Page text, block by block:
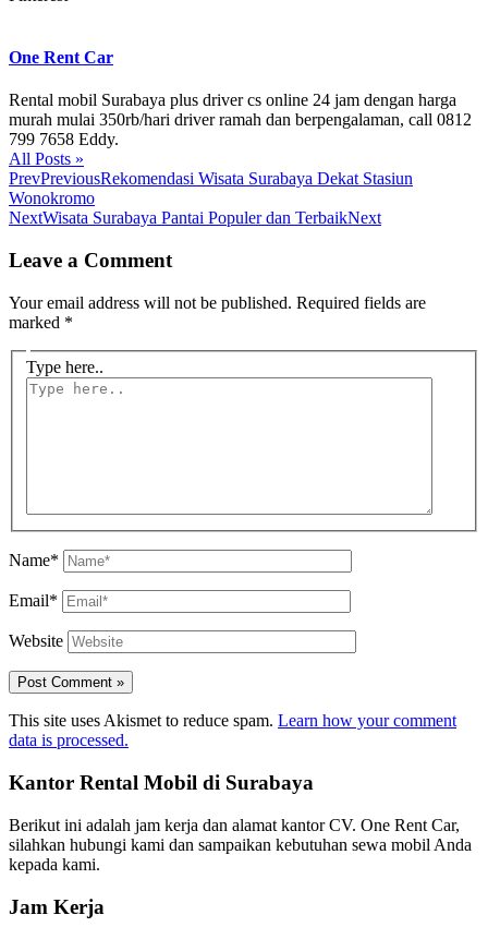
One Rent Car
Rental mobil Surabaya plus driver cs online 24 jam dengan harga
murah mulai 350rb/hari driver ramah dan berpengalaman, call 0812
799 7658 Eddy.
All Posts »
PrevPreviousRekomendasi Wisata Surabaya Dekat Stasiun
Wonokromo
NextWisata Surabaya Pantai Populer dan TerbaikNext
Leave a Comment
Your email address will not be published. Required fields are
marked *
Type here..
Name*
Email*
Website
This site uses Akismet to reduce spam. Learn how your comment
data is processed.
Kantor Rental Mobil di Surabaya
Berikut ini adalah jam kerja dan alamat kantor CV. One Rent Car,
silahkan hubungi kami dan sampaikan kebutuhan sewa mobil Anda
kepada kami.
Jam Kerja